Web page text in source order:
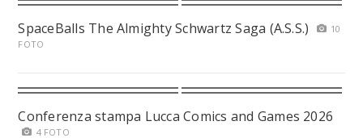
SpaceBalls The Almighty Schwartz Saga (A.S.S.)
10
FOTO
Conferenza stampa Lucca Comics and Games 2026
4 FOTO